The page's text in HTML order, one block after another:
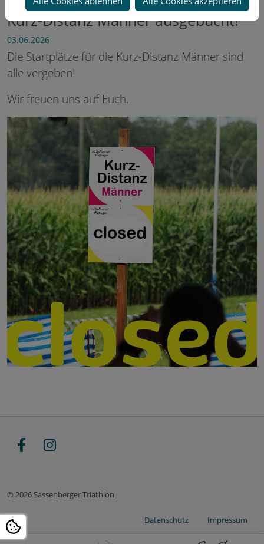
Kurz-Distanz Männer ausgebucht!
03.06.2026
Die Startplätze für die Kurz-Distanz Männer sind
alle vergeben!
Wir freuen uns auf Euch.
© 2026 Sassenberger Triathlon
Datenschutz Impressum